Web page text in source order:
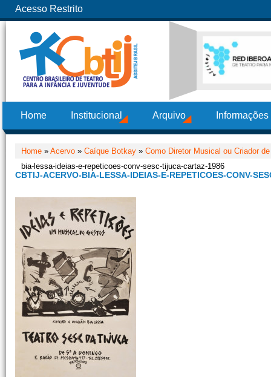
Acesso Restrito
Home Institucional Arquivo
Home » Acervo » Caíque Botkay » Como Diretor Musical ou Criador
bia-lessa-ideias-e-repeticoes-conv-sesc-tijuca-cartaz-1986
CBTIJ-ACERVO-BIA-LESSA-IDEIAS-E-REPETICOES-CONV-